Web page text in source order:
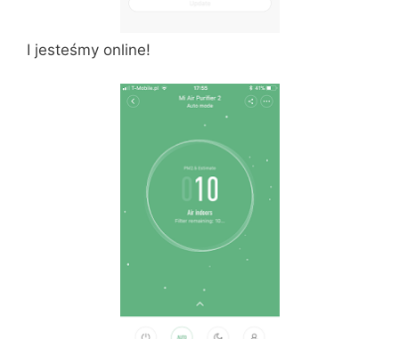
I jesteśmy online!